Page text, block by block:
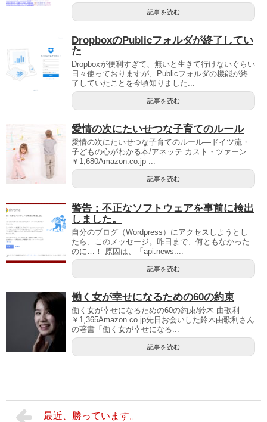
記事を読む
DropboxのPublicフォルダが終了してい
た
Dropboxが便利すぎて、無いと生きて行けないぐらい
日々使っておりますが、Publicフォルダの機能が終
了していたことを今頃知りました...
記事を読む
愛情の次にたいせつな子育てのルール
愛情の次にたいせつな子育てのルール―ドイツ流・
子どもの心がわかる本/アネッテ カスト・ツァーン
￥1,680Amazon.co.jp ...
記事を読む
警告：不正なソフトウェアを事前に検出
しました。
自分のブログ（Wordpress）にアクセスしようとし
たら、このメッセージ。昨日まで、何ともなかった
のに…！ 原因は、「api.news....
記事を読む
働く女が幸せになるための60の約束
働く女が幸せになるための60の約束/鈴木 由歌利
￥1,365Amazon.co.jp先日お会いした鈴木由歌利さん
の著書「働く女が幸せになる...
記事を読む
最近、勝っています。